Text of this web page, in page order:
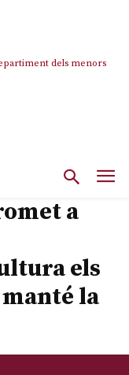
dels menors
pel “drama
a
els
la